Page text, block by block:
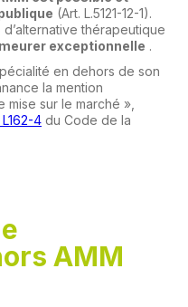
(Art. L.5121-12-1).
thérapeutique
exceptionnelle .
en dehors de son
la mention
mise sur le marché »,
L162-4 du Code de la
AMM